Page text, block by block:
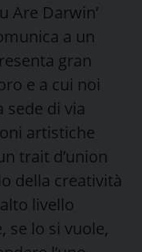
Are Darwin’
a un
gran
e a cui noi
sede di via
artistiche
trait d’union
della creatività
livello
se lo si vuole,